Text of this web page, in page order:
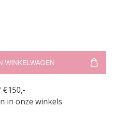
WINKELWAGEN
€150,-
in onze winkels